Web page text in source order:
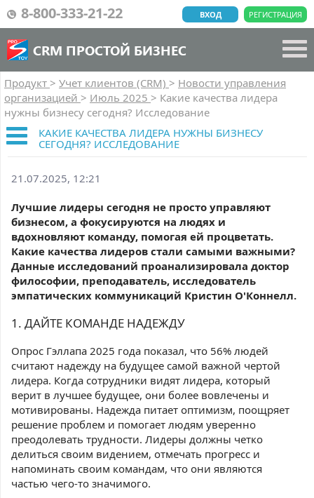
8-800-333-21-22 РЕГИСТРАЦИЯ
ВХОД
CRM ПРОСТОЙ БИЗНЕС
Продукт > Учет клиентов (CRM) > Новости управления
организацией > Июль 2025 > Какие качества лидера
нужны бизнесу сегодня? Исследование
КАКИЕ КАЧЕСТВА ЛИДЕРА НУЖНЫ БИЗНЕСУ
СЕГОДНЯ? ИССЛЕДОВАНИЕ
21.07.2025, 12:21
Лучшие лидеры сегодня не просто управляют
бизнесом, а фокусируются на людях и
вдохновляют команду, помогая ей процветать.
Какие качества лидеров стали самыми важными?
Данные исследований проанализировала доктор
философии, преподаватель, исследователь
эмпатических коммуникаций Кристин О'Коннелл.
1. ДАЙТЕ КОМАНДЕ НАДЕЖДУ
Опрос Гэллапа 2025 года показал, что 56% людей
считают надежду на будущее самой важной чертой
лидера. Когда сотрудники видят лидера, который
верит в лучшее будущее, они более вовлечены и
мотивированы. Надежда питает оптимизм, поощряет
решение проблем и помогает людям уверенно
преодолевать трудности. Лидеры должны четко
делиться своим видением, отмечать прогресс и
напоминать своим командам, что они являются
частью чего-то значимого.